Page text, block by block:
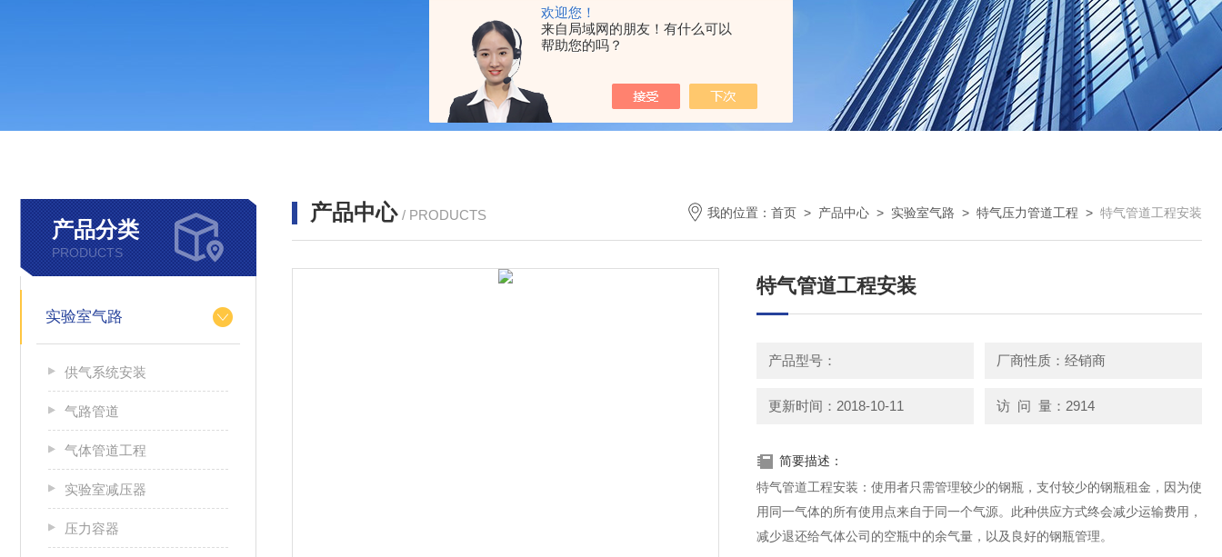
欢迎您！
来自局域网的朋友！有什么可以
帮助您的吗？
产品分类
PRODUCTS
实验室气路
供气系统安装
气路管道
气体管道工程
实验室减压器
压力容器
产品中心 / PRODUCTS 我的位置： 首页 > 产品中心 > 实验室气路 > 特气压力管道工程 > 特气管道工程安装
特气管道工程安装
产品型号： 厂商性质：经销商
更新时间：2018-10-11 访 问 量：2914
简要描述：
特气管道工程安装：使用者只需管理较少的钢瓶，支付较少的钢瓶租金，因为使
用同一气体的所有使用点来自于同一个气源。此种供应方式终会减少运输费用，
减少退还给气体公司的空瓶中的余气量，以及良好的钢瓶管理。